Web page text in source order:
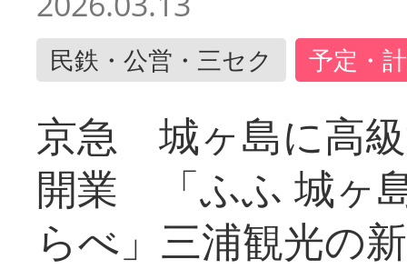
民鉄・公営・三セク 予定・
京急 城ヶ島に高
開業 「ふふ 城ヶ
らべ」三浦観光の